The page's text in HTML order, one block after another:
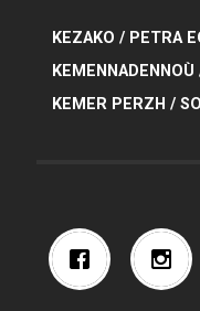
KEZAKO / PETRA
KEMER PERZH /